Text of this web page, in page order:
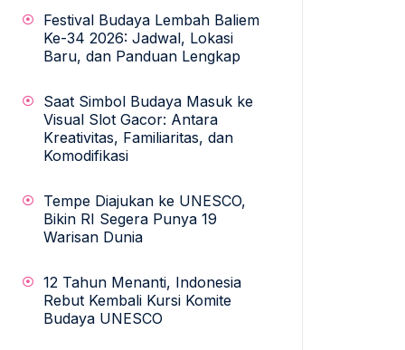
Festival Budaya Lembah Baliem
Ke-34 2026: Jadwal, Lokasi
Baru, dan Panduan Lengkap
Saat Simbol Budaya Masuk ke
Visual Slot Gacor: Antara
Kreativitas, Familiaritas, dan
Komodifikasi
Tempe Diajukan ke UNESCO,
Bikin RI Segera Punya 19
Warisan Dunia
12 Tahun Menanti, Indonesia
Rebut Kembali Kursi Komite
Budaya UNESCO